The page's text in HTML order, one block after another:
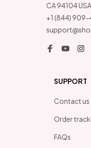
CA 94104 USA
+1 (844)
SUPPORT
Contact us
Order
FAQs